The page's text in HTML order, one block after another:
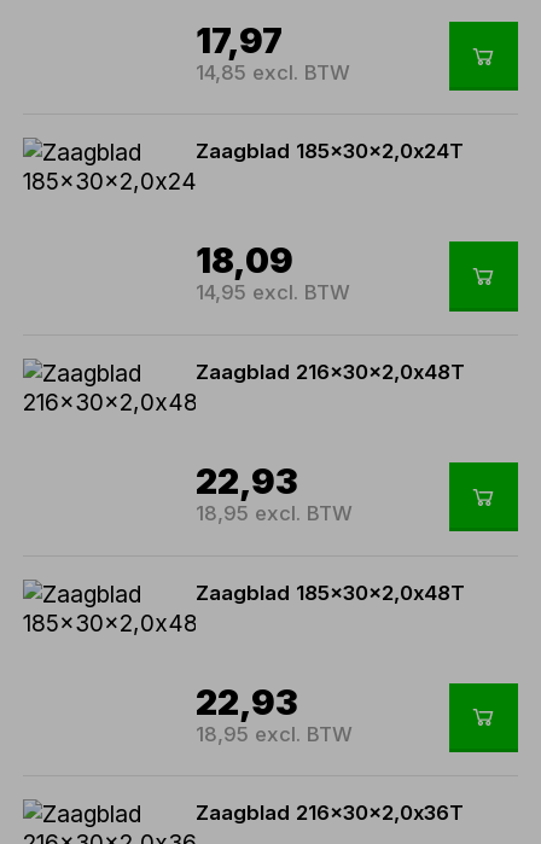
17,97
14,85 excl. BTW
Zaagblad 185x30x2,0x24T
18,09
14,95 excl. BTW
Zaagblad 216x30x2,0x48T
22,93
18,95 excl. BTW
Zaagblad 185x30x2,0x48T
22,93
18,95 excl. BTW
Zaagblad 216x30x2,0x36T